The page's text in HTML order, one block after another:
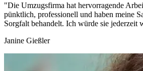
"Die Umzugsfirma hat hervorragende
pünktlich, professionell und haben meine
Sorgfalt behandelt. Ich würde sie jederzeit
Janine Gießler